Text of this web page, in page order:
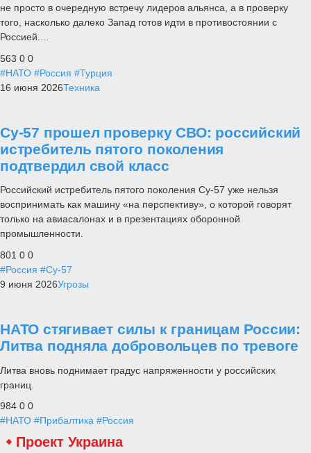
не просто в очередную встречу лидеров альянса, а в проверку
того, насколько далеко Запад готов идти в противостоянии с
Россией....
563 0 0
#НАТО #Россия #Турция
16 июня 2026Техника
Су-57 прошел проверку СВО: российский
истребитель пятого поколения
подтвердил свой класс
Российский истребитель пятого поколения Су-57 уже нельзя
воспринимать как машину «на перспективу», о которой говорят
только на авиасалонах и в презентациях оборонной
промышленности.
801 0 0
#Россия #Су-57
9 июня 2026Угрозы
НАТО стягивает силы к границам России:
Литва подняла добровольцев по тревоге
Литва вновь поднимает градус напряженности у российских
границ.
984 0 0
#НАТО #Прибалтика #Россия
Проект Украина